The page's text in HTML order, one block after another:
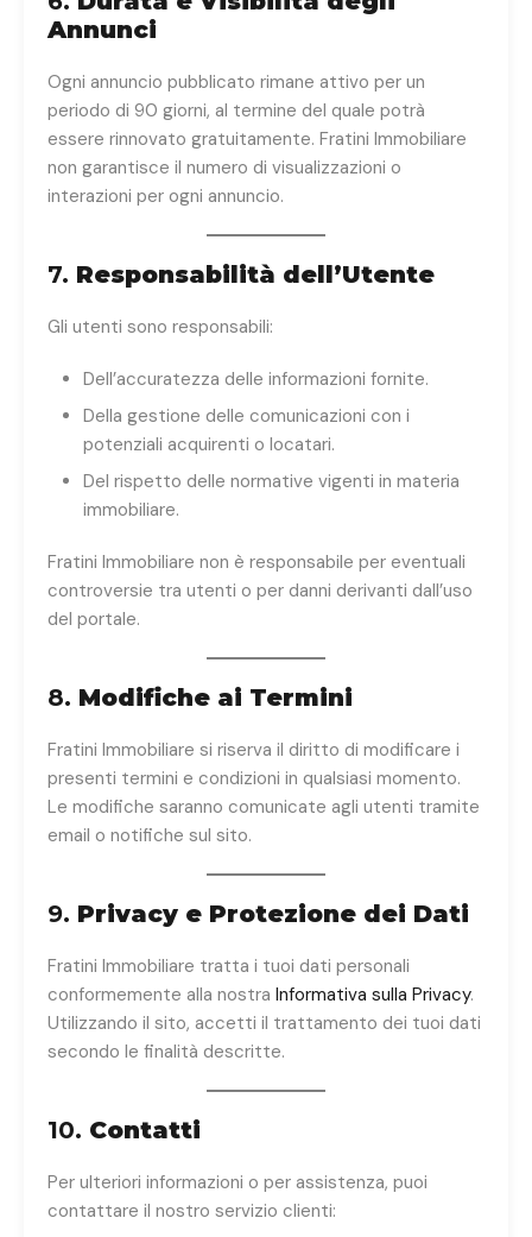
Annunci
Ogni annuncio pubblicato rimane attivo per un
periodo di 90 giorni, al termine del quale potrà
essere rinnovato gratuitamente. Fratini Immobiliare
non garantisce il numero di visualizzazioni o
interazioni per ogni annuncio.
7. Responsabilità dell’Utente
Gli utenti sono responsabili:
Dell’accuratezza delle informazioni fornite.
Della gestione delle comunicazioni con i
potenziali acquirenti o locatari.
Del rispetto delle normative vigenti in materia
immobiliare.
Fratini Immobiliare non è responsabile per eventuali
controversie tra utenti o per danni derivanti dall’uso
del portale.
8. Modifiche ai Termini
Fratini Immobiliare si riserva il diritto di modificare i
presenti termini e condizioni in qualsiasi momento.
Le modifiche saranno comunicate agli utenti tramite
email o notifiche sul sito.
9. Privacy e Protezione dei Dati
Fratini Immobiliare tratta i tuoi dati personali
conformemente alla nostra Informativa sulla Privacy.
Utilizzando il sito, accetti il trattamento dei tuoi dati
secondo le finalità descritte.
10. Contatti
Per ulteriori informazioni o per assistenza, puoi
contattare il nostro servizio clienti: